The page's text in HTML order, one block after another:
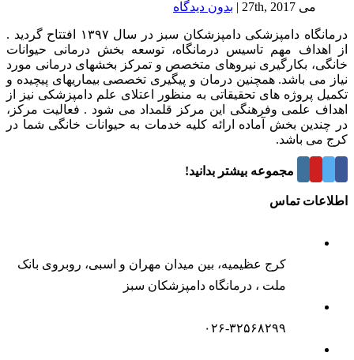
می 27th, 2017 | بدون ديدگاه
درمانگاه دامپزشکی دامپزشکان سبز در سال ۱۳۹۷ افتتاح گردید .
از اهداف مهم تاسیس درمانگاه، توسعه بخش درمانی حیوانات
خانگی، بکارگیری نیروهای متخصص و تمرکز بخشهای درمانی مورد
نیاز می باشد. همچنین درمان و پیگیری تخصصی بیماریهای پیچیده و
تکمیل پروژه های تحقیقاتی به منظور اعتلای علم دامپزشکی نیز از
اهداف علمی وفرهنگی این مرکز قلمداد می شود . فعالیت مرکز،
در چندین بخش آماده ارائه کلیه خدمات به حیوانات خانگی شما در
کرج می باشد.
درباره این مجموعه بیشتر بدانید!
اطلاعات تماس
کرج عظیمیه، بین میدان مهران و اسبی، روبروی بانک
ملت ، درمانگاه دامپزشکان سبز
۰۲۶-۳۲۵۶۸۲۹۹